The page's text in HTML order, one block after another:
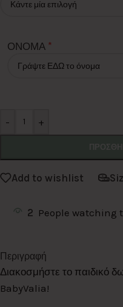
ΟΝΟΜΑ *
- +
Add to wishlist
2 People watching
Περιγραφή
Διακοσμήστε το παιδικό
BabyValia!